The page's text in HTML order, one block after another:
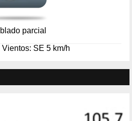
parcial
Vientos: SE 5 km/h